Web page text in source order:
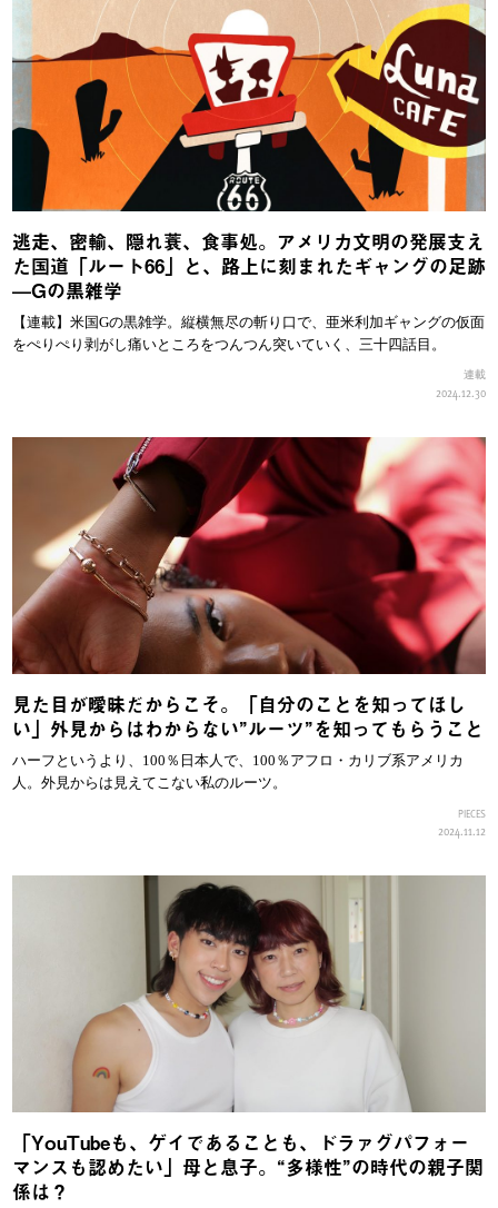
逃走、密輸、隠れ蓑、食事処。アメリカ文明の発展支え
た国道「ルート66」と、路上に刻まれたギャングの足跡
—Gの黒雑学
【連載】米国Gの黒雑学。縦横無尽の斬り口で、亜米利加ギャングの仮面
をぺりぺり剥がし痛いところをつんつん突いていく、三十四話目。
連載
2024.12.30
見た目が曖昧だからこそ。「自分のことを知ってほし
い」外見からはわからない”ルーツ”を知ってもらうこと
ハーフというより、100％日本人で、100％アフロ・カリブ系アメリカ
人。外見からは見えてこない私のルーツ。
PIECES
2024.11.12
「YouTubeも、ゲイであることも、ドラァグパフォー
マンスも認めたい」母と息子。“多様性”の時代の親子関
係は？